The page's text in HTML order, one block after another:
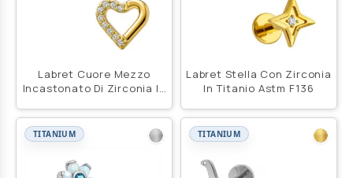
Labret Cuore Mezzo
Incastonato Di Zirconia In
Labret Stella Con Zirconia
In Titanio Astm F136
TITANIUM TITANIUM